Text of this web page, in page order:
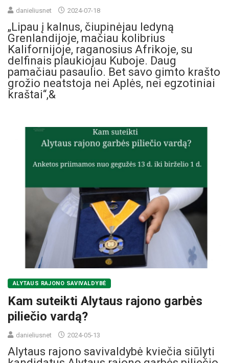
danieliusnet 2024-07-18
„Lipau į kalnus, čiupinėjau ledyną
Grenlandijoje, mačiau kolibrius
Kalifornijoje, raganosius Afrikoje, su
delfinais plaukiojau Kuboje. Daug
pamačiau pasaulio. Bet savo gimto krašto
grožio neatstoja nei Aplės, nei egzotiniai
kraštai“,&
ALYTAUS RAJONO SAVIVALDYBĖ
Kam suteikti Alytaus rajono garbės
piliečio vardą?
danieliusnet 2024-05-13
Alytaus rajono savivaldybė kviečia siūlyti